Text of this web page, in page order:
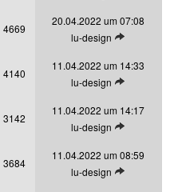
4669
20.04.2022 um 07:08
lu-design Letzten
4140
11.04.2022 um 14:33
lu-design Letzten
3142
11.04.2022 um 14:17
lu-design Letzten
3684
11.04.2022 um 08:59
lu-design Letzten